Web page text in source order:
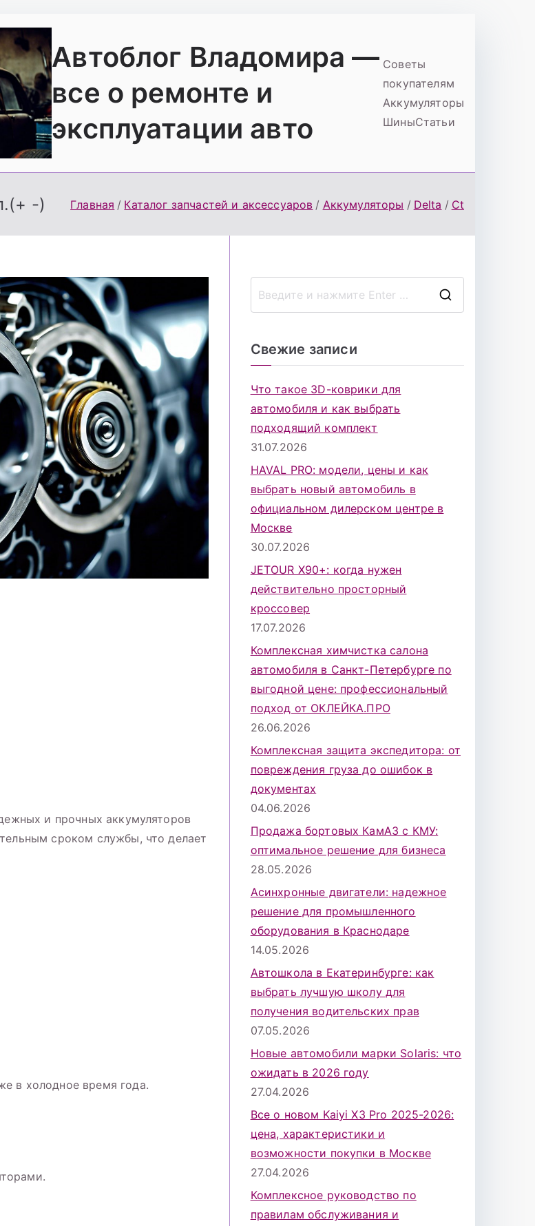
Автоблог Владомира —
все о ремонте и
эксплуатации авто
Советы
покупателям
Аккумуляторы
ШиныСтатьи
-) Главная Каталог запчастей и аксессуаров Аккумуляторы Delta Ct
и прочных аккумуляторов
сроком службы, что делает
в холодное время года.
Свежие записи
Что такое 3D-коврики для
автомобиля и как выбрать
подходящий комплект
31.07.2026
HAVAL PRO: модели, цены и как
выбрать новый автомобиль в
официальном дилерском центре в
Москве
30.07.2026
JETOUR X90+: когда нужен
действительно просторный
кроссовер
17.07.2026
Комплексная химчистка салона
автомобиля в Санкт-Петербурге по
выгодной цене: профессиональный
подход от ОКЛЕЙКА.ПРО
26.06.2026
Комплексная защита экспедитора: от
повреждения груза до ошибок в
документах
04.06.2026
Продажа бортовых КамАЗ с КМУ:
оптимальное решение для бизнеса
28.05.2026
Асинхронные двигатели: надежное
решение для промышленного
оборудования в Краснодаре
14.05.2026
Автошкола в Екатеринбурге: как
выбрать лучшую школу для
получения водительских прав
07.05.2026
Новые автомобили марки Solaris: что
ожидать в 2026 году
27.04.2026
Все о новом Kaiyi X3 Pro 2025-2026:
цена, характеристики и
возможности покупки в Москве
27.04.2026
Комплексное руководство по
правилам обслуживания и